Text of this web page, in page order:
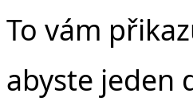
To vám
abyste jeden